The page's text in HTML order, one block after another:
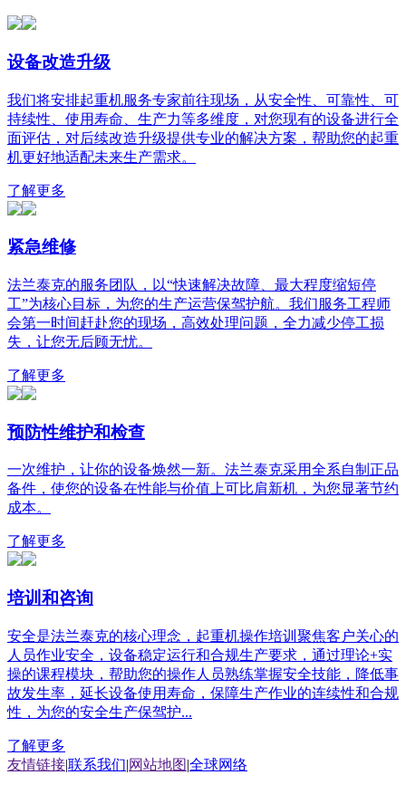
设备改造升级
我们将安排起重机服务专家前往现场，从安全性、可靠性、可
持续性、使用寿命、生产力等多维度，对您现有的设备进行全
面评估，对后续改造升级提供专业的解决方案，帮助您的起重
机更好地适配未来生产需求。
了解更多
紧急维修
法兰泰克的服务团队，以“快速解决故障、最大程度缩短停
工”为核心目标，为您的生产运营保驾护航。我们服务工程师
会第一时间赶赴您的现场，高效处理问题，全力减少停工损
失，让您无后顾无忧。
了解更多
预防性维护和检查
一次维护，让你的设备焕然一新。法兰泰克采用全系自制正品
备件，使您的设备在性能与价值上可比肩新机，为您显著节约
成本。
了解更多
培训和咨询
安全是法兰泰克的核心理念，起重机操作培训聚焦客户关心的
人员作业安全，设备稳定运行和合规生产要求，通过理论+实
操的课程模块，帮助您的操作人员熟练掌握安全技能，降低事
故发生率，延长设备使用寿命，保障生产作业的连续性和合规
性，为您的安全生产保驾护...
了解更多
友情链接|联系我们|网站地图 |全球网络